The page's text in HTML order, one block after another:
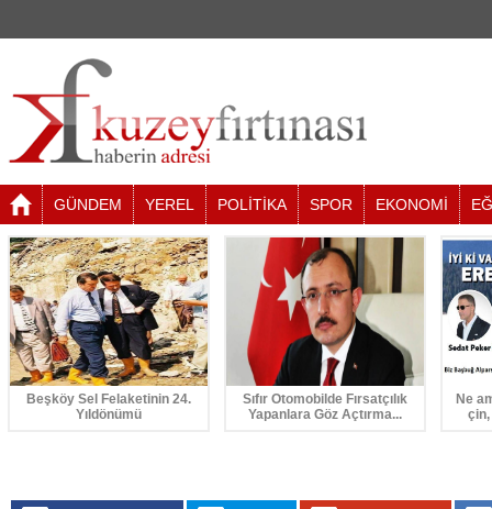
GÜNDEM YEREL POLİTİKA SPOR EKONOMİ
Beşköy Sel Felaketinin 24.
Yıldönümü
Sıfır Otomobilde Fırsatçılık
Yapanlara Göz Açtırma...
Ne